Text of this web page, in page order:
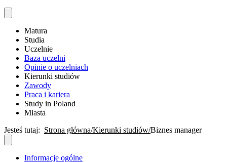
Matura
Studia
Uczelnie
Baza uczelni
Opinie o uczelniach
Kierunki studiów
Zawody
Praca i kariera
Study in Poland
Miasta
Jesteś tutaj: Strona główna Kierunki studiów Biznes manager
Informacje ogólne